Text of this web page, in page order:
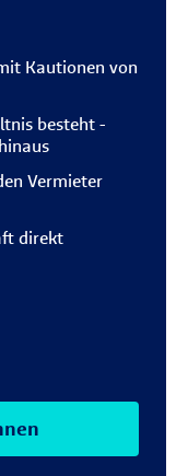
Kautionen von
besteht -
Vermieter
direkt